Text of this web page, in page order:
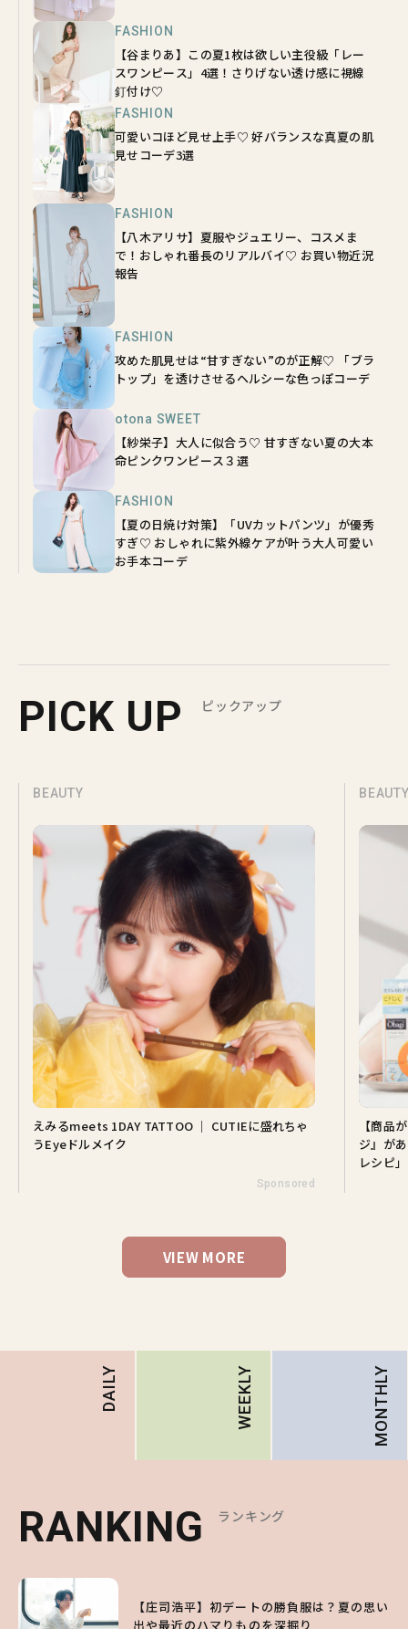
FASHION
【谷まりあ】この夏1枚は欲しい主役級「レー
スワンピース」4選！さりげない透け感に視線
釘付け♡
FASHION
可愛いコほど見せ上手♡ 好バランスな真夏の肌
見せコーデ3選
FASHION
【八木アリサ】夏服やジュエリー、コスメま
で！おしゃれ番長のリアルバイ♡ お買い物近況
報告
FASHION
攻めた肌見せは“甘すぎない”のが正解♡ 「ブラ
トップ」を透けさせるヘルシーな色っぽコーデ
otona SWEET
【紗栄子】大人に似合う♡ 甘すぎない夏の大本
命ピンクワンピース３選
FASHION
【夏の日焼け対策】「UVカットパンツ」が優秀
すぎ♡ おしゃれに紫外線ケアが叶う大人可愛い
お手本コーデ
PICK UP ピックアップ
BEAUTY
えみるmeets 1DAY TATTOO ｜ CUTIEに盛れちゃ
うEyeドルメイク
Sponsored
【商品
ジ』が
レシピ」
VIEW MORE
DAILY WEEKLY MONTHLY
RANKING ランキング
【庄司浩平】初デートの勝負服は？夏の思い
出や最近のハマりものを深掘り
RANKING ランキング
【大原優乃】夏メイクはプレイフルに！ドキ
ッとしちゃう色っぽ“うるみ目”のつくり方
RANKING ランキング
【SNIDEL】長濱ねるとロマンティックトラ
ッドな秋はじめ｜2026秋の新作コーデ4選